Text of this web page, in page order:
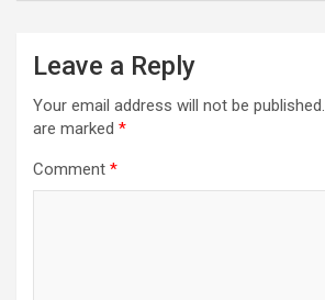
Leave a Reply
Your email address will not be published.
are marked *
Comment *